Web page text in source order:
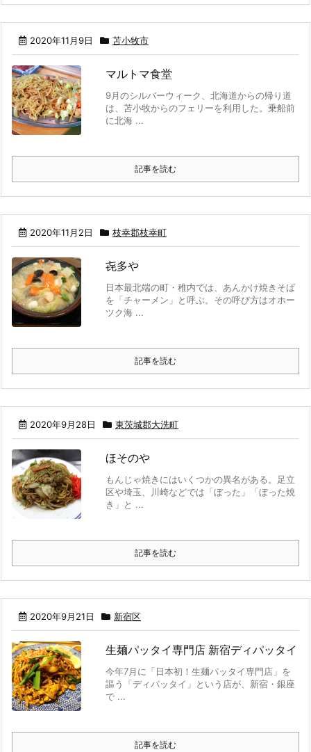
2020年11月9日 苫小牧市
マルトマ食堂
9月のシルバーウィーク、北海道からの帰り道
は、苫小牧からのフェリーを利用した。乗船前
に北海 ...
記事を読む
2020年11月2日 枝幸郡枝幸町
㐂多や
日本最北端の町・稚内では、あんかけ焼きそば
を「チャーメン」と呼ぶ。その呼び方はオホー
ツク海 ...
記事を読む
2020年9月28日 東茨城郡大洗町
ほそのや
もんじゃ焼きにはいくつかの異名がある。足立
区や埼玉、川崎などでは「ぼった」「ぼった焼
き」と ...
記事を読む
2020年9月21日 新宿区
生麺パッタイ専門店 新宿ディパッタイ
今年7月に「日本初！生麺パッタイ専門店」を
謳う「ディパッタイ」という店が、新宿・銀座
で ...
記事を読む